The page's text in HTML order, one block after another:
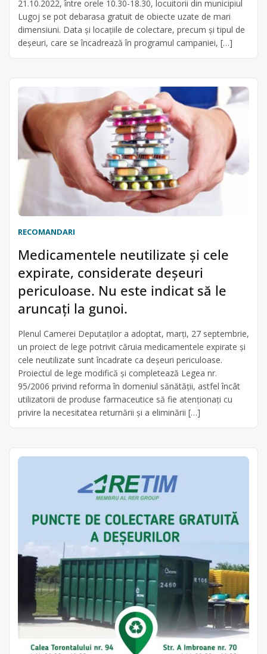
21.10.2022, între orele 10.30-18.30, locuitorii din municipiul
Lugoj se pot debarasa gratuit de obiecte uzate de mari
dimensiuni. Data și locațiile de colectare, precum și tipul de
deșeuri, care se încadrează în programul campaniei, […]
RECOMANDARI
Medicamentele neutilizate și cele
expirate, considerate deşeuri
periculoase. Nu este indicat să le
aruncați la gunoi.
Plenul Camerei Deputaţilor a adoptat, marţi, 27 septembrie,
un proiect de lege potrivit căruia medicamentele expirate şi
cele neutilizate sunt încadrate ca deşeuri periculoase.
Proiectul de lege modifică şi completează Legea nr.
95/2006 privind reforma în domeniul sănătăţii, astfel încât
utilizatorii de produse farmaceutice să fie atenţionaţi cu
privire la necesitatea returnării şi a eliminării […]